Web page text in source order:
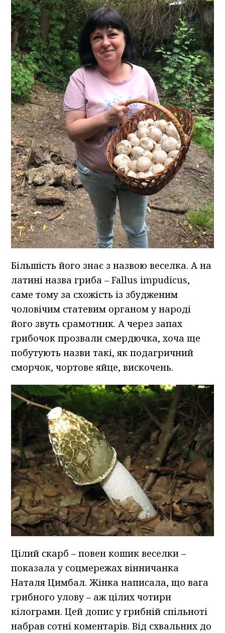
Більшість його знає з назвою веселка. А на
латині назва гриба – Fallus impudicus,
саме тому за схожість із збудженим
чоловічим статевим органом у народі
його звуть срамотник. А через запах
грибочок прозвали смердючка, хоча ще
побутують назви такі, як подагричний
сморчок, чортове яйце, вискочень.
Цілий скарб – повен кошик веселки –
показала у соцмережах вінничанка
Наталя Цимбал. Жінка написала, що вага
грибного улову – аж цілих чотири
кілограми. Цей допис у грибній спільноті
набрав сотні коментарів. Від схвальних до